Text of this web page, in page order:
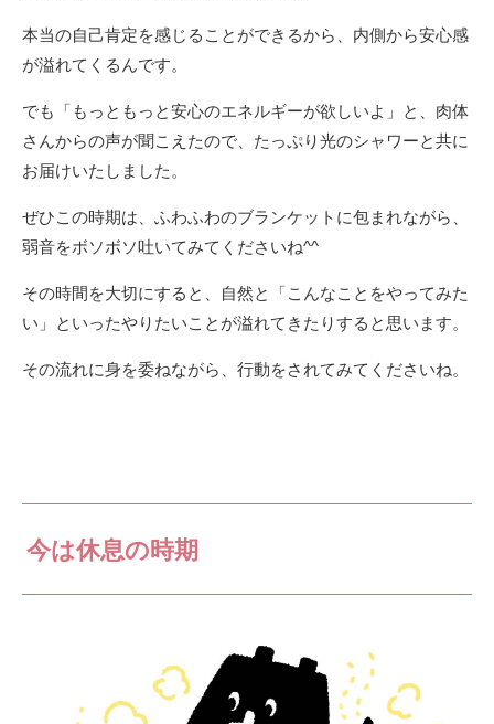
本当の自己肯定を感じることができるから、内側から安心感
が溢れてくるんです。
でも「もっともっと安心のエネルギーが欲しいよ」と、肉体
さんからの声が聞こえたので、たっぷり光のシャワーと共に
お届けいたしました。
ぜひこの時期は、ふわふわのブランケットに包まれながら、
弱音をボソボソ吐いてみてくださいね^^
その時間を大切にすると、自然と「こんなことをやってみた
い」といったやりたいことが溢れてきたりすると思います。
その流れに身を委ねながら、行動をされてみてくださいね。
今は休息の時期